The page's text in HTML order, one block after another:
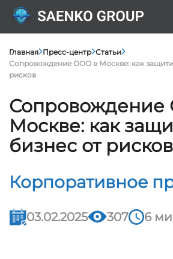
Главная Пресс-центр Статьи
Сопровождение ООО в Москве: как
рисков
Москве: как
бизнес от рисков
Корпоративное
03.02.2025 307 6